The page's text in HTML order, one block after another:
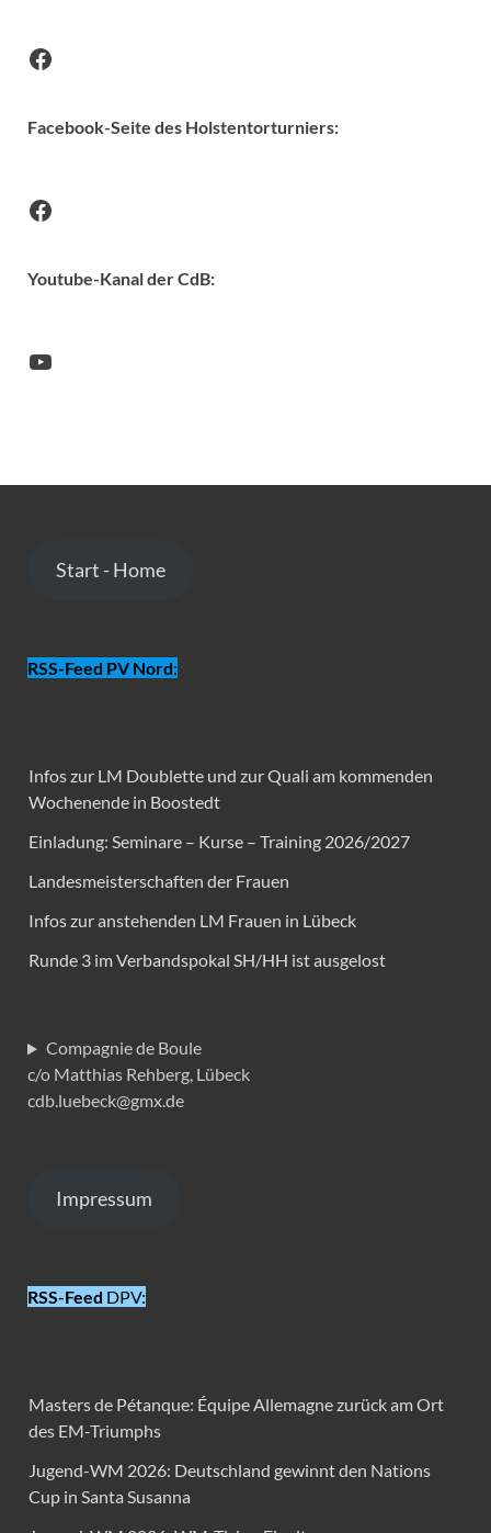
Facebook-Seite des Holstentorturniers:
Youtube-Kanal der CdB:
Start - Home
RSS-Feed PV Nord:
Infos zur LM Doublette und zur Quali am kommenden
Wochenende in Boostedt
Einladung: Seminare – Kurse – Training 2026/2027
Landesmeisterschaften der Frauen
Infos zur anstehenden LM Frauen in Lübeck
Runde 3 im Verbandspokal SH/HH ist ausgelost
Compagnie de Boule
c/o Matthias Rehberg, Lübeck
cdb.luebeck@gmx.de
Impressum
RSS-Feed DPV:
Masters de Pétanque: Équipe Allemagne zurück am Ort
des EM-Triumphs
Jugend-WM 2026: Deutschland gewinnt den Nations
Cup in Santa Susanna